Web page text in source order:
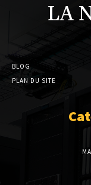
LA
BLOG
PLAN DU SITE